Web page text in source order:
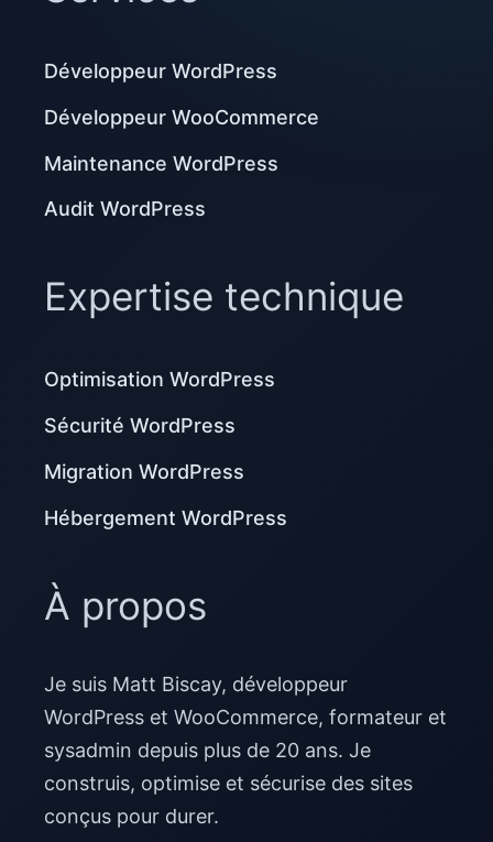
Développeur WordPress
Développeur WooCommerce
Maintenance WordPress
Audit WordPress
Expertise technique
Optimisation WordPress
Sécurité WordPress
Migration WordPress
Hébergement WordPress
À propos
Je suis Matt Biscay, développeur
WordPress et WooCommerce, formateur et
sysadmin depuis plus de 20 ans. Je
construis, optimise et sécurise des sites
conçus pour durer.